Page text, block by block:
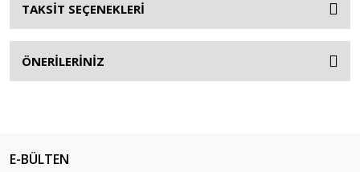
TAKSİT SEÇENEKLERİ
ÖNERİLERİNİZ
E-BÜLTEN